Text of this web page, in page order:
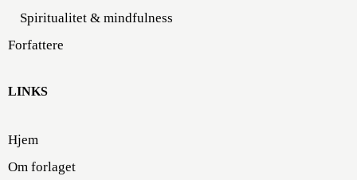
Spiritualitet & mindfulness
Forfattere
LINKS
Hjem
Om forlaget